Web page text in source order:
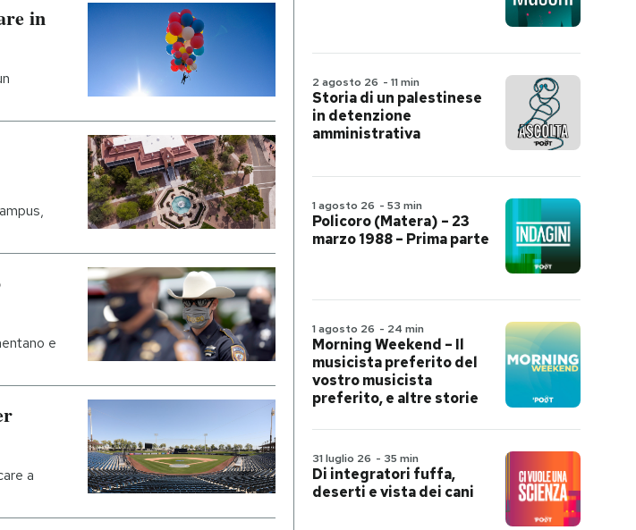
in
e
a
2 agosto 26 - 11 min
Storia di un palestinese
in detenzione
amministrativa
1 agosto 26 - 53 min
Policoro (Matera) – 23
marzo 1988 – Prima parte
1 agosto 26 - 24 min
Morning Weekend – Il
musicista preferito del
vostro musicista
preferito, e altre storie
31 luglio 26 - 35 min
Di integratori fuffa,
deserti e vista dei cani